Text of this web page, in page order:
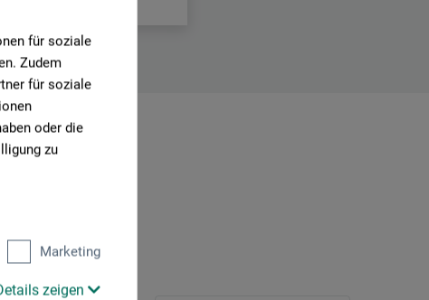
für soziale
Zudem
für soziale
oder die
zu
Marketing
zeigen